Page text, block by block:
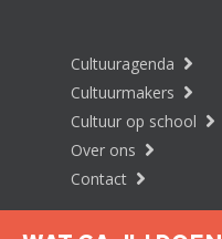
Cultuuragenda
Cultuurmakers
Cultuur op school
Over ons
Contact